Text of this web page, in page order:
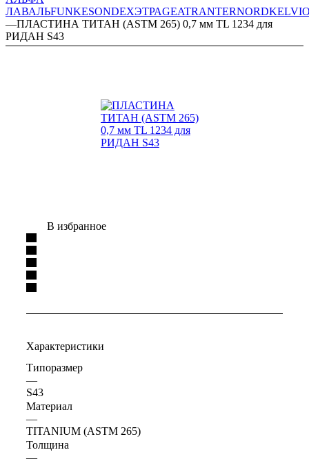
ЛАВАЛЬFUNKESONDEXЭТРАGEATRANTERNORD
—ПЛАСТИНА ТИТАН (ASTM 265) 0,7 мм TL 1234 для
РИДАН S43
В избранное
Характеристики
Типоразмер
—
S43
Материал
—
TITANIUM (ASTM 265)
Толщина